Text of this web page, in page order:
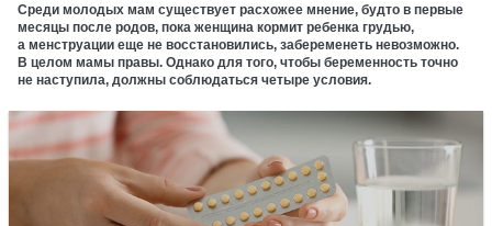
Среди молодых мам существует расхожее мнение, будто в первые
месяцы после родов, пока женщина кормит ребенка грудью,
а менструации еще не восстановились, забеременеть невозможно.
В целом мамы правы. Однако для того, чтобы беременность точно
не наступила, должны соблюдаться четыре условия.